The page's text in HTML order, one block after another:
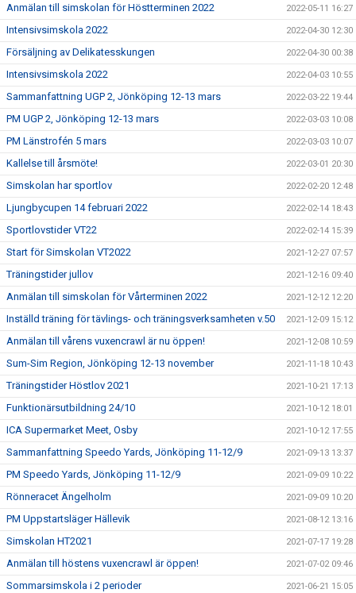
Anmälan till simskolan för Höstterminen 2022 2022-05-11 16:27
Intensivsimskola 2022 2022-04-30 12:30
Försäljning av Delikatesskungen 2022-04-30 00:38
Intensivsimskola 2022 2022-04-03 10:55
Sammanfattning UGP 2, Jönköping 12-13 mars 2022-03-22 19:44
PM UGP 2, Jönköping 12-13 mars 2022-03-03 10:08
PM Länstrofén 5 mars 2022-03-03 10:07
Kallelse till årsmöte! 2022-03-01 20:30
Simskolan har sportlov 2022-02-20 12:48
Ljungbycupen 14 februari 2022 2022-02-14 18:43
Sportlovstider VT22 2022-02-14 15:39
Start för Simskolan VT2022 2021-12-27 07:57
Träningstider jullov 2021-12-16 09:40
Anmälan till simskolan för Vårterminen 2022 2021-12-12 12:20
Inställd träning för tävlings- och träningsverksamheten v.50 2021-12-09 15:12
Anmälan till vårens vuxencrawl är nu öppen! 2021-12-08 10:59
Sum-Sim Region, Jönköping 12-13 november 2021-11-18 10:43
Träningstider Höstlov 2021 2021-10-21 17:13
Funktionärsutbildning 24/10 2021-10-12 18:01
ICA Supermarket Meet, Osby 2021-10-12 17:55
Sammanfattning Speedo Yards, Jönköping 11-12/9 2021-09-13 13:37
PM Speedo Yards, Jönköping 11-12/9 2021-09-09 10:22
Rönneracet Ängelholm 2021-09-09 10:20
PM Uppstartsläger Hällevik 2021-08-12 13:16
Simskolan HT2021 2021-07-17 19:28
Anmälan till höstens vuxencrawl är öppen! 2021-07-02 09:46
Sommarsimskola i 2 perioder 2021-06-21 15:05